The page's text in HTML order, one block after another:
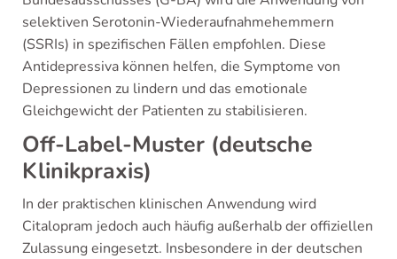
selektiven Serotonin-Wiederaufnahmehemmern
(SSRIs) in spezifischen Fällen empfohlen. Diese
Antidepressiva können helfen, die Symptome von
Depressionen zu lindern und das emotionale
Gleichgewicht der Patienten zu stabilisieren.
Off-Label-Muster (deutsche
Klinikpraxis)
In der praktischen klinischen Anwendung wird
Citalopram jedoch auch häufig außerhalb der offiziellen
Zulassung eingesetzt. Insbesondere in der deutschen